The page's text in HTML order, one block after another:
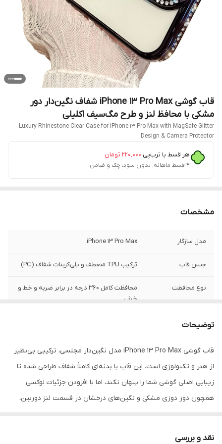
قاب گوشی iPhone 13 Pro Max شفاف نگین‌دار دور
مشکی با محافظ لنز و طرح مگ‌سیف اکلیلی
Luxury Rhinestone Clear Case for iPhone 13 Pro Max with MagSafe Glitter
Design & Camera Protector
هر قسط با ترب‌پی:۲۲۰٬۰۰۰ تومان
۴ قسط ماهانه. بدون سود، چک و ضامن.
مشخصات
مدل سازگار iPhone 13 Pro Max
جنس قاب ترکیب TPU منعطف و پلی‌کربنات شفاف (PC)
نوع محافظت
محافظت کامل 360 درجه در برابر ضربه و خط و
خش
محافظ دوربین
لبه محافظ صفحه
دارد (لبه‌های برجسته جهت جلوگیری از تماس
صفحه با سطوح)
رینگ اکلیلی
توضیحات
قاب گوشی iPhone 13 Pro Max مدل نگین‌دار مجلسی، ترکیبی بی‌نظیر
از هنر و تکنولوژی است. این قاب با بدنه‌ای کاملاً شفاف طراحی شده تا
زیبایی اصلی گوشی شما را پنهان نکند، اما با افزودن جزئیات لوکسی
همچون دور دوزی مشکی و نگین‌های درخشان در قسمت لنز دوربین،
نقد و بررسی